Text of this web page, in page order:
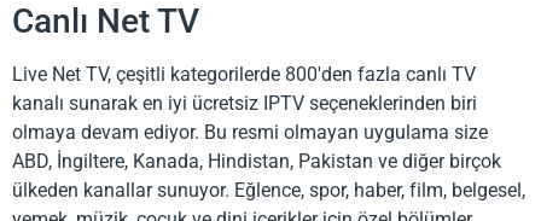
Canlı Net TV
Live Net TV, çeşitli kategorilerde 800'den fazla canlı TV
kanalı sunarak en iyi ücretsiz IPTV seçeneklerinden biri
olmaya devam ediyor. Bu resmi olmayan uygulama size
ABD, İngiltere, Kanada, Hindistan, Pakistan ve diğer birçok
ülkeden kanallar sunuyor. Eğlence, spor, haber, film, belgesel,